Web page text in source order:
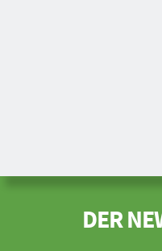
DER